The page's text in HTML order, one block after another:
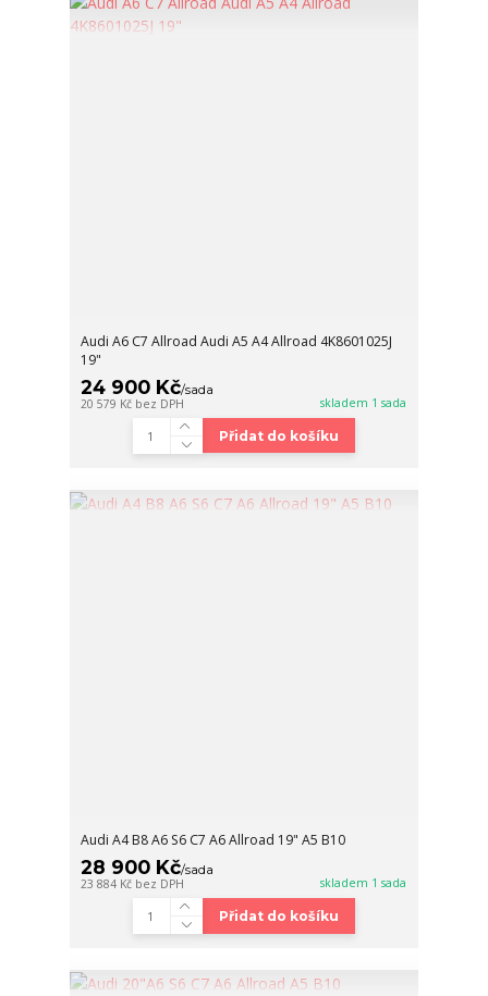
Audi A6 C7 Allroad Audi A5 A4 Allroad 4K8601025J
19"
24 900 Kč/sada
20 579 Kč bez DPH skladem 1 sada
Přidat do košíku
Audi A4 B8 A6 S6 C7 A6 Allroad 19" A5 B10
28 900 Kč/sada
23 884 Kč bez DPH skladem 1 sada
Přidat do košíku